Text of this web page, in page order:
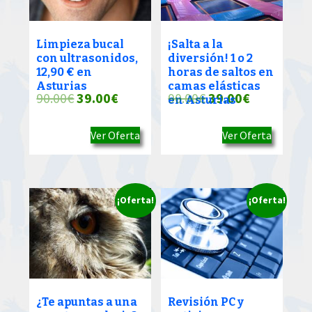
Limpieza bucal
con ultrasonidos,
12,90 € en
Asturias
90.00€El
original
era:
39.00€El
actual
es:
39.00€.
Ver Oferta
¡Salta a la
diversión! 1 o 2
horas de saltos en
camas elásticas
en Asturias
90.00€El
original
era:
39.00€El
actual
es:
39.00€.
Ver Oferta
¡Oferta!
¿Te apuntas a una
¡Oferta!
Revisión PC y